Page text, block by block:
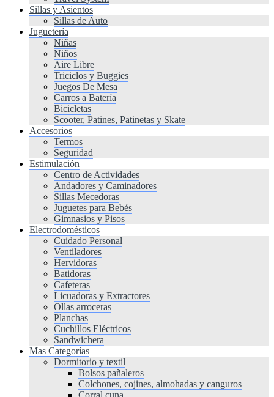
Sillas y Asientos
Sillas de Auto
Juguetería
Niñas
Niños
Aire Libre
Triciclos y Buggies
Juegos De Mesa
Carros a Batería
Bicicletas
Scooter, Patines, Patinetas y Skate
Accesorios
Termos
Seguridad
Estimulación
Centro de Actividades
Andadores y Caminadores
Sillas Mecedoras
Juguetes para Bebés
Gimnasios y Pisos
Electrodomésticos
Cuidado Personal
Ventiladores
Hervidoras
Batidoras
Cafeteras
Licuadoras y Extractores
Ollas arroceras
Planchas
Cuchillos Eléctricos
Sandwichera
Mas Categorías
Dormitorio y textil
Bolsos pañaleros
Colchones, cojines, almohadas y canguros
Corral cuna